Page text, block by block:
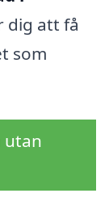
dig att få
som
utan